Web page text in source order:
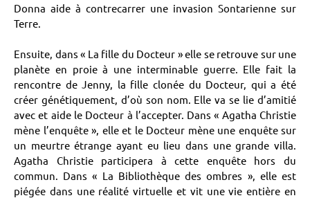
Donna aide à contrecarrer une invasion Sontarienne sur
Terre.
Ensuite, dans « La fille du Docteur » elle se retrouve sur une
planète en proie à une interminable guerre. Elle fait la
rencontre de Jenny, la fille clonée du Docteur, qui a été
créer génétiquement, d’où son nom. Elle va se lie d’amitié
avec et aide le Docteur à l’accepter. Dans « Agatha Christie
mène l’enquête », elle et le Docteur mène une enquête sur
un meurtre étrange ayant eu lieu dans une grande villa.
Agatha Christie participera à cette enquête hors du
commun. Dans « La Bibliothèque des ombres », elle est
piégée dans une réalité virtuelle et vit une vie entière en